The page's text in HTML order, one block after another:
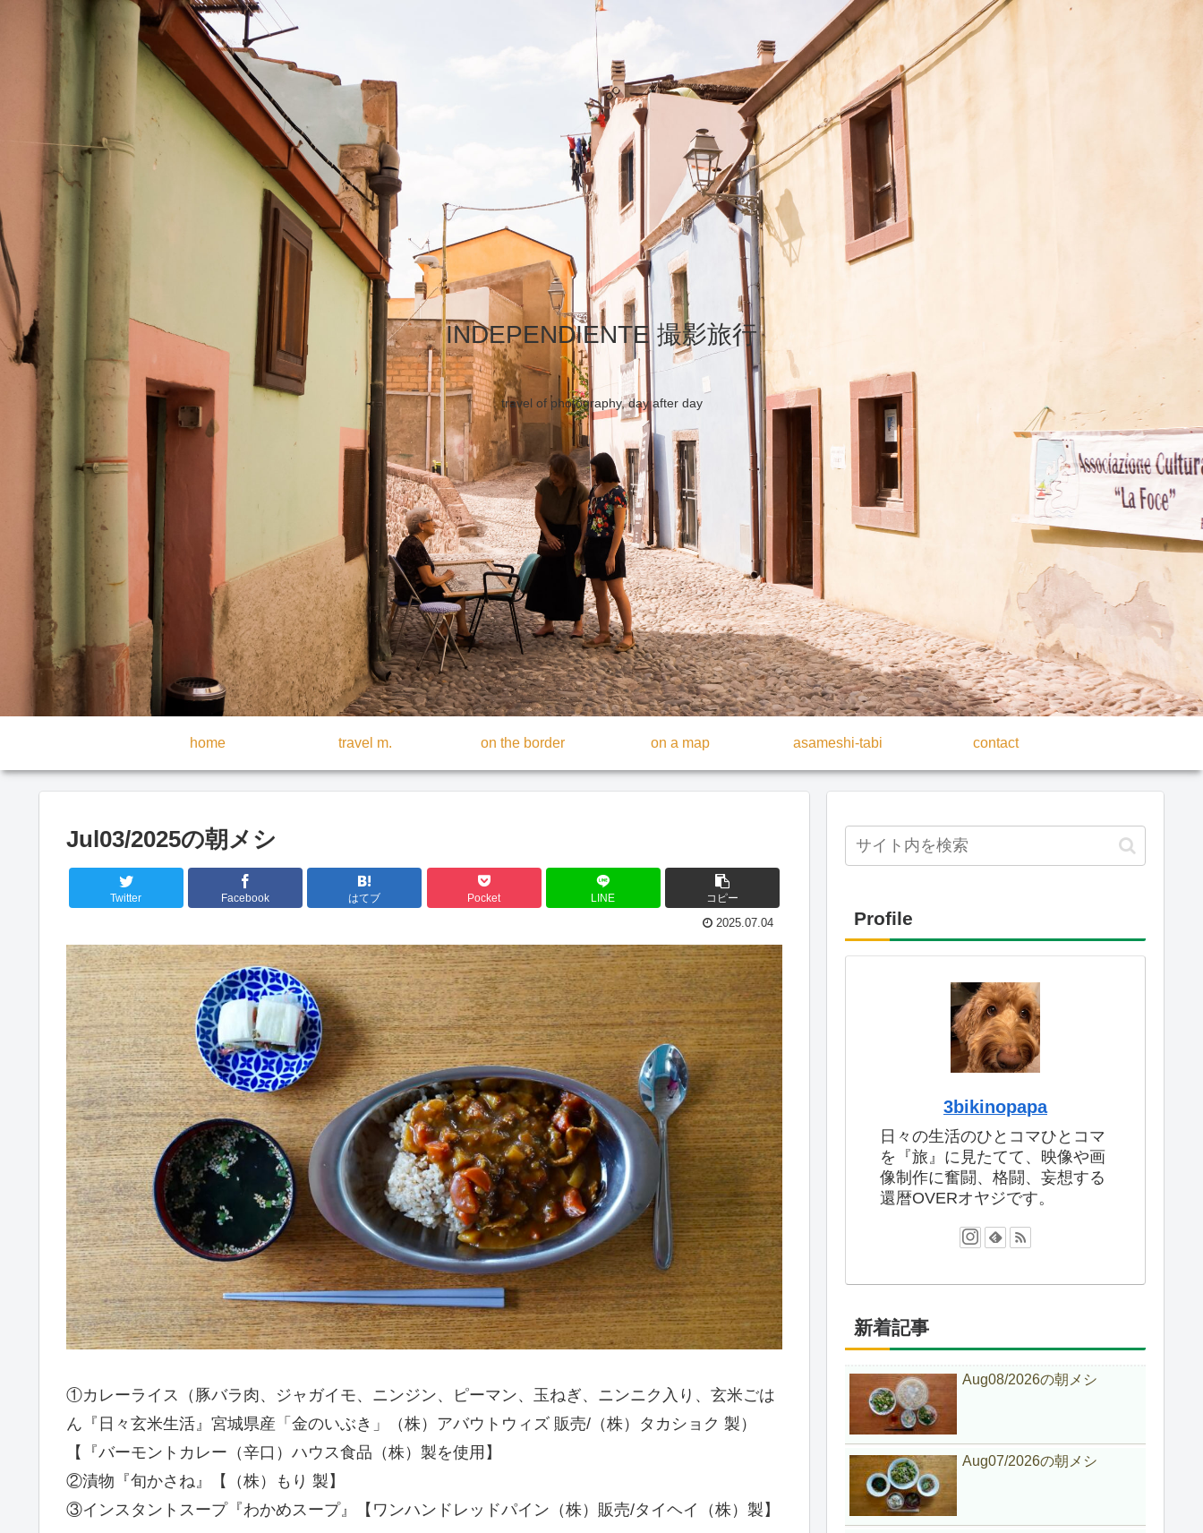
INDEPENDIENTE 撮影旅行
travel of photography, day after day
home travel m. on the border on a map asameshi-tabi contact
Jul03/2025の朝メシ
Twitter Facebook はてブ Pocket LINE コピー
2025.07.04
①カレーライス（豚バラ肉、ジャガイモ、ニンジン、ピーマン、玉ねぎ、ニンニク入り、玄米ごは
ん『日々玄米生活』宮城県産「金のいぶき」（株）アバウトウィズ 販売/（株）タカショク 製）
【『バーモントカレー（辛口）ハウス食品（株）製を使用】
②漬物『旬かさね』【（株）もり 製】
③インスタントスープ『わかめスープ』【ワンハンドレッドパイン（株）販売/タイヘイ（株）製】
Profile
3bikinopapa
日々の生活のひとコマひとコマ
を『旅』に見たてて、映像や画
像制作に奮闘、格闘、妄想する
還暦OVERオヤジです。
新着記事
Aug08/2026の朝メシ
Aug07/2026の朝メシ